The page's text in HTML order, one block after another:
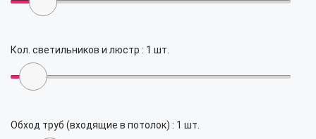
Кол. светильников и люстр : 1 шт.
Обход труб (входящие в потолок) : 1 шт.